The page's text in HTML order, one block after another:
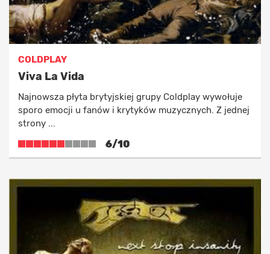
COLDPLAY
Viva La Vida
Najnowsza płyta brytyjskiej grupy Coldplay wywołuje
sporo emocji u fanów i krytyków muzycznych. Z jednej
strony ...
6/10